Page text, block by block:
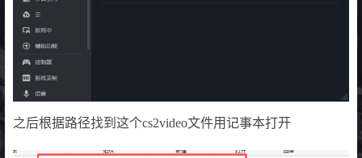
之后根据路径找到这个cs2video文件用记事本打开